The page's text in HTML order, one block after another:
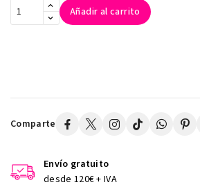
Añadir al carrito
Comparte
Envío gratuito
desde 120€ + IVA